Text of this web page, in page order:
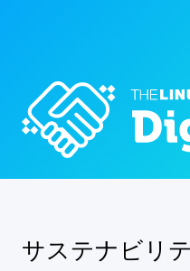
サステナビリ